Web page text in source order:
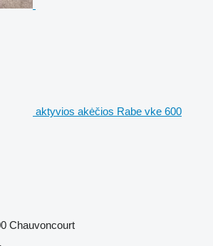
aktyvios akėčios Rabe vke 600
Chauvoncourt